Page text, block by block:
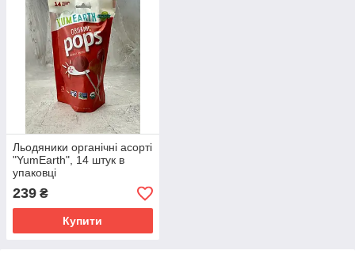
Льодяники органічні асорті
"YumEarth", 14 штук в
упаковці
239 ₴
Купити